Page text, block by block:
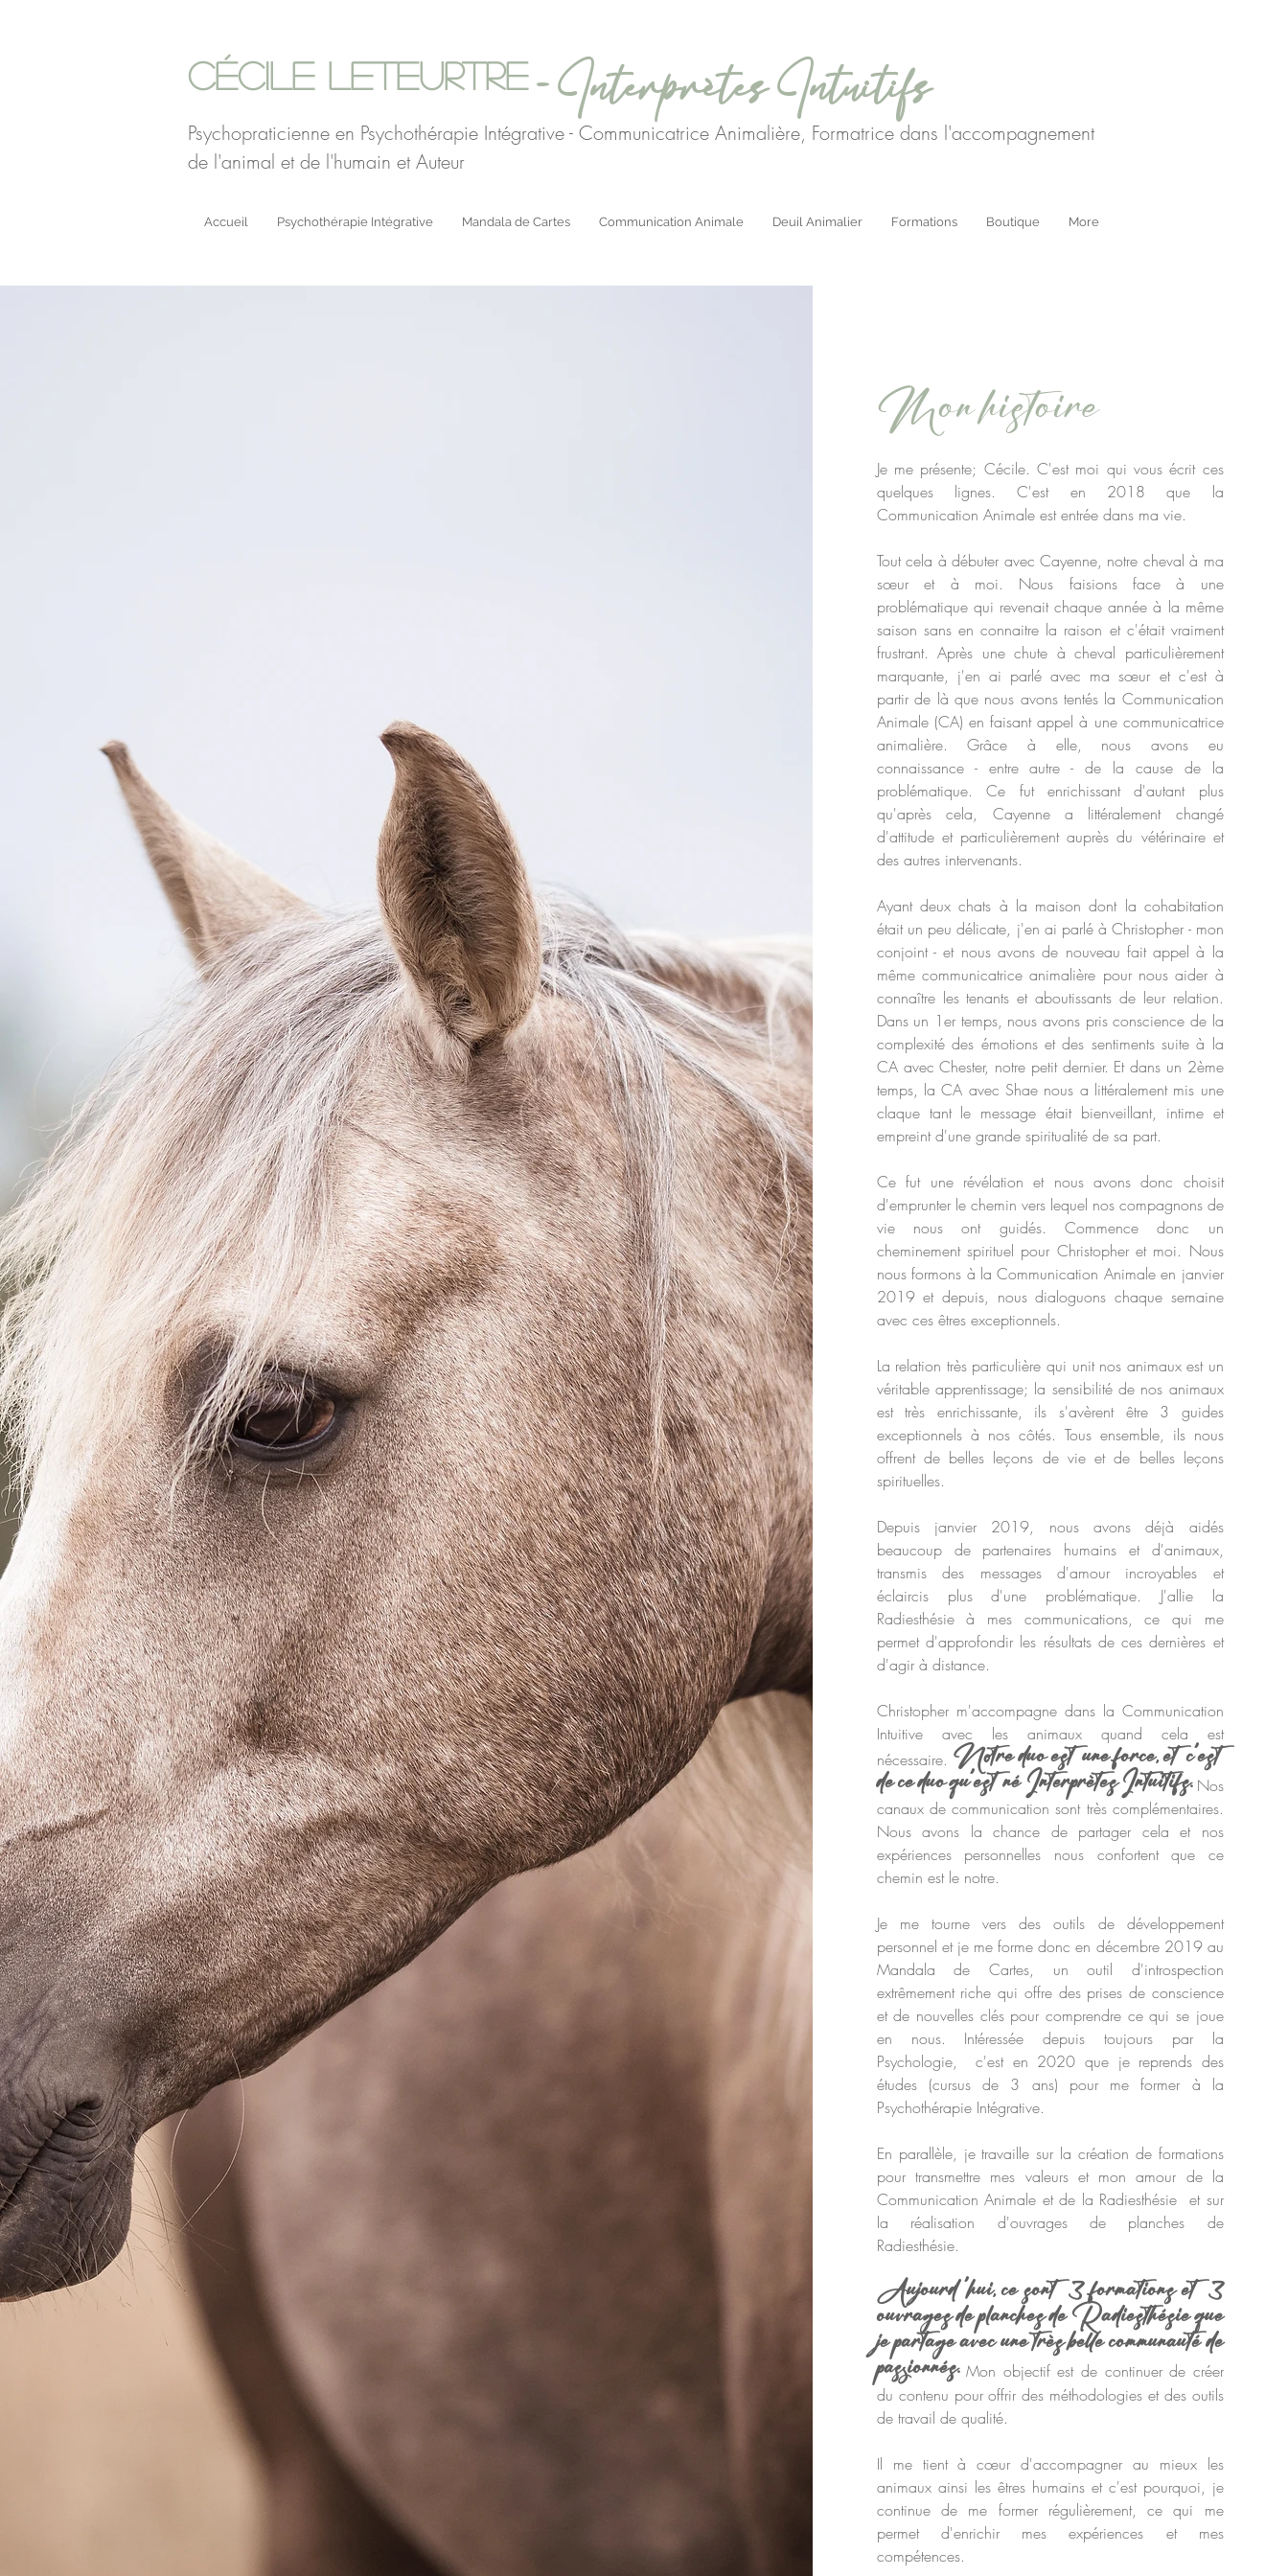
Cécile Leteurtre - Interprètes Intuitifs
Psychopraticienne en Psychothérapie Intégrative - Communicatrice Animalière, Formatrice dans l'accompagnement
de l'animal et de l'humain et Auteur
Accueil Psychothérapie Intégrative Mandala de Cartes Communication Animale Deuil Animalier Formations Boutique More
Mon histoire
Je me présente; Cécile. C'est moi qui vous écrit ces
quelques lignes. C'est en 2018 que la
Communication Animale est entrée dans ma vie.
Tout cela à débuter avec Cayenne, notre cheval à ma
sœuret à moi. Nous faisions face à une
problématique qui revenait chaque année à la même
saison sans en connaitre la raison et c'était vraiment
frustrant. Après une chute à cheval particulièrement
marquante, j'en ai parlé avec masœur et c'est à
partir de là que nous avons tentés la Communication
Animale (CA) en faisant appel à une communicatrice
animalière. Grâce à elle, nous avons eu
connaissance - entre autre - de la cause de la
problématique. Ce fut enrichissant d'autant plus
qu'après cela, Cayenne a littéralement changé
d'attitude et particulièrement auprès du vétérinaire et
des autres intervenants.
Ayant deux chats à la maison dont la cohabitation
était un peu délicate, j'en ai parlé à Christopher - mon
conjoint - et nous avons de nouveau fait appel à la
même communicatrice animalière pour nous aider à
connaître les tenants et aboutissants de leur relation.
Dans un 1er temps, nous avons pris conscience de la
complexité des émotions et des sentiments suite à la
CA avec Chester, notre petit dernier. Et dans un 2ème
temps, la CA avec Shae nous a littéralement mis une
claque tant le message était bienveillant, intime et
empreint d'une grande spiritualité de sa part.
Ce fut une révélation et nous avons donc choisit
d'emprunter le chemin vers lequel nos compagnons de
vie nous ont guidés. Commence donc un
cheminement spirituel pour Christopher et moi. Nous
nous formons à la Communication Animale en janvier
2019 et depuis, nous dialoguonschaque semaine
avec ces êtres exceptionnels.
La relation très particulière qui unit nos animaux est un
véritable apprentissage; la sensibilité de nos animaux
est très enrichissante, ils s'avèrent être 3 guides
exceptionnels à nos côtés. Tous ensemble, ils nous
offrent de belles leçons de vie et de belles leçons
spirituelles.
Depuis janvier 2019, nous avons déjà aidés
beaucoup de partenaires humains et d'animaux,
transmis des messages d'amour incroyables et
éclaircis plus d'une problématique. J'allie la
Radiesthésie à mes communications, ce qui me
permetd'approfondir les résultats de ces dernières et
d'agir à distance.
Christopher m'accompagne dans la Communication
Intuitive avec les animaux quand cela est
nécessaire. Notre duo est une force, et c'est
de ce duo qu'est né Interprètes Intuitifs.Nos
canaux de communication sont très complémentaires.
Nous avons la chance de partager cela et nos
expériences personnelles nous confortent que ce
chemin est le notre.
Je me tourne vers des outils de développement
personnel et je me forme donc en décembre 2019 au
Mandala de Cartes, un outil d'introspection
extrêmement riche qui offre des prises de conscience
et de nouvelles clés pour comprendre ce qui se joue
en nous. Intéressée depuis toujours par la
Psychologie,
c'est en 2020 que je reprends des
études (cursus de 3 ans) pour me former à la
Psychothérapie Intégrative.
En parallèle, je travaille sur la création de formations
pour transmettre mes valeurs et mon amour de la
Communication Animale et de la Radiesthésie et sur
la réalisation d'ouvrages de planches de
Radiesthésie.
Aujourd 'hui, ce sont 3 formations et 3
ouvrages de planches de Radiesthésie que
je partage avec une très belle communauté de
passionnés.Mon objectif est de continuerde créer
du contenu pour offrir des méthodologies et des outils
de travail de qualité.
Il me tient à cœur d'accompagner au mieux les
animaux ainsi les êtres humains et c'est pourquoi, je
continue de me former régulièrement, ce qui me
permet d'enrichir mes expériences et mes
compétences.